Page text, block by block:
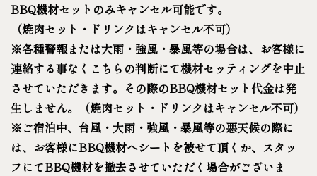
BBQ機材セットのみキャンセル可能です。
（焼肉セット・ドリンクはキャンセル不可）
※各種警報または大雨・強風・暴風等の場合は、お客様に
連絡する事なくこちらの判断にて機材セッティングを中止
させていただきます。その際のBBQ機材セット代金は発
生しません。（焼肉セット・ドリンクはキャンセル不可）
※ご宿泊中、台風・大雨・強風・暴風等の悪天候の際に
は、お客様にBBQ機材へシートを被せて頂くか、スタッ
フにてBBQ機材を撤去させていただく場合がございま